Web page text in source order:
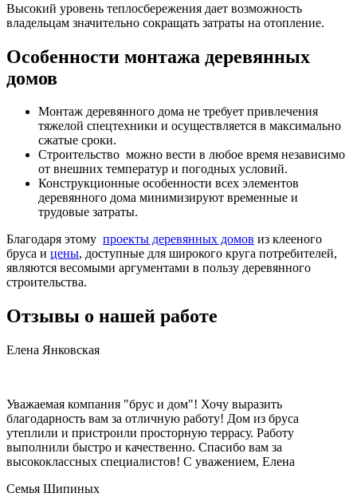
Высокий уровень теплосбережения дает возможность
владельцам значительно сокращать затраты на отопление.
Особенности монтажа деревянных
домов
Монтаж деревянного дома не требует привлечения
тяжелой спецтехники и осуществляется в максимально
сжатые сроки.
Строительство можно вести в любое время независимо
от внешних температур и погодных условий.
Конструкционные особенности всех элементов
деревянного дома минимизируют временные и
трудовые затраты.
Благодаря этому проекты деревянных домов из клееного
бруса и цены, доступные для широкого круга потребителей,
являются весомыми аргументами в пользу деревянного
строительства.
Отзывы о нашей работе
Елена Янковская
Уважаемая компания "брус и дом"! Хочу выразить
благодарность вам за отличную работу! Дом из бруса
утеплили и пристроили просторную террасу. Работу
выполнили быстро и качественно. Спасибо вам за
высококлассных специалистов! С уважением, Елена
Семья Шипиных